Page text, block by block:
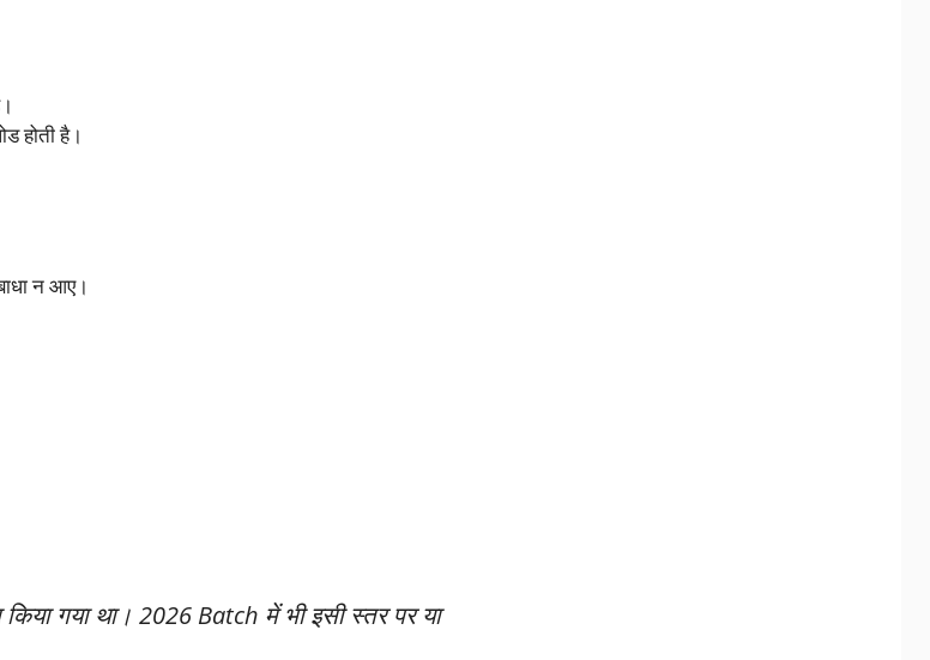
होती है।
न आए।
गया था। 2026 Batch में भी इसी स्तर पर या